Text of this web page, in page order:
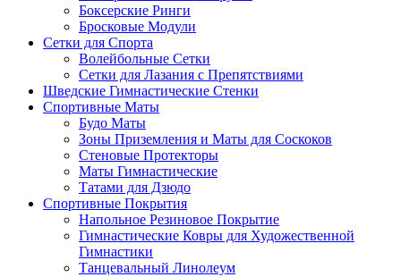
Боксерские Ринги
Бросковые Модули
Сетки для Спорта
Волейбольные Сетки
Сетки для Лазания с Препятствиями
Шведские Гимнастические Стенки
Спортивные Маты
Будо Маты
Зоны Приземления и Маты для Соскоков
Стеновые Протекторы
Маты Гимнастические
Татами для Дзюдо
Спортивные Покрытия
Напольное Резиновое Покрытие
Гимнастические Ковры для Художественной
Гимнастики
Танцевальный Линолеум